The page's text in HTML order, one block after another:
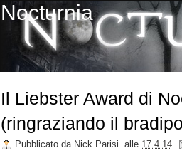
Nocturnia
Il Liebster Award di
(ringraziando il
Pubblicato da Nick Parisi. alle 17.4.14